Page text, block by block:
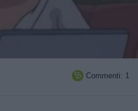
 Commenti: 1